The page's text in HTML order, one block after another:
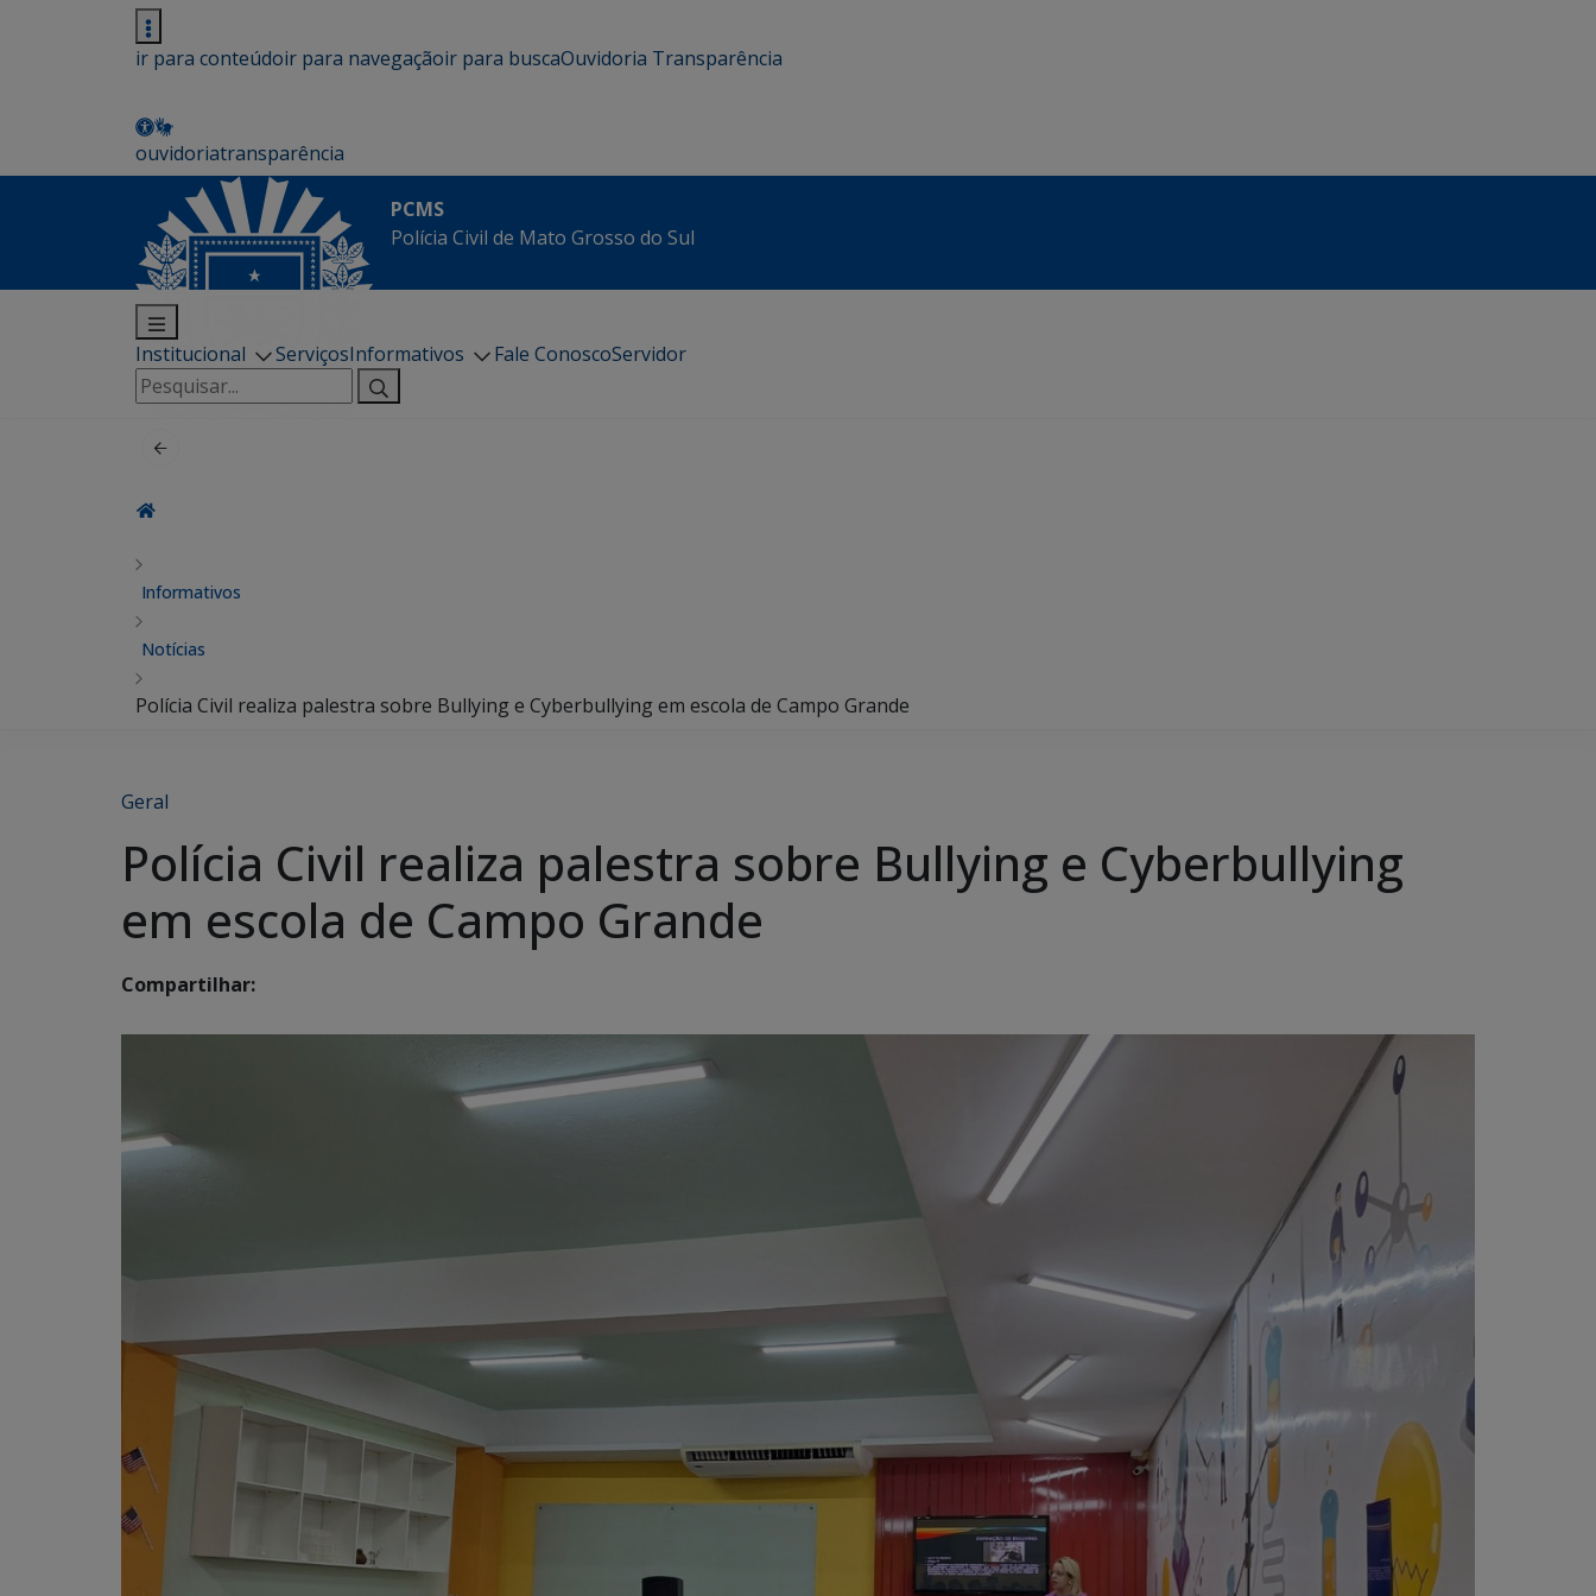
ir para conteúdoir para navegaçãoir para buscaOuvidoria Transparência
ouvidoriatransparência
PCMS
Polícia Civil de Mato Grosso do Sul
Institucional ServiçosInformativos Fale ConoscoServidor
Pesquisar
por:
Informativos
Notícias
Polícia Civil realiza palestra sobre Bullying e Cyberbullying em escola de Campo Grande
Geral
Polícia Civil realiza palestra sobre Bullying e Cyberbullying
em escola de Campo Grande
Compartilhar: